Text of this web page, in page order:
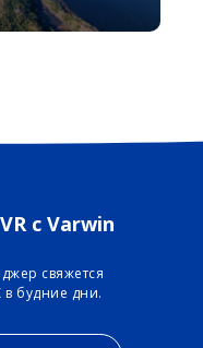
с Varwin
свяжется
в будние дни.